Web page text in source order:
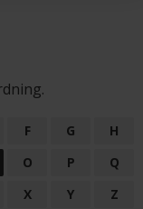
F G
H
O P
Q
X Y
Z